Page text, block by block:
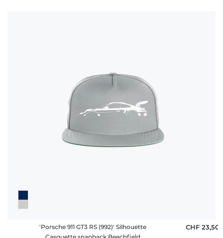
'Porsche 911 GT3 RS (992)' Silhouette
CHF 23,50